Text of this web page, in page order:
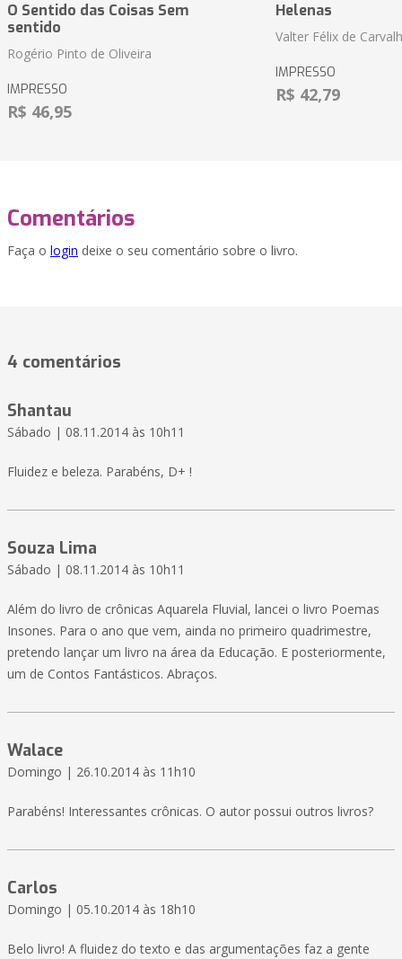
O Sentido das Coisas Sem
sentido
Rogério Pinto de Oliveira
IMPRESSO
R$ 46,95
Helenas
Valter Félix de
IMPRESSO
R$ 42,79
Comentários
Faça o login deixe o seu comentário sobre o livro.
4 comentários
Shantau
Sábado | 08.11.2014 às 10h11
Fluidez e beleza. Parabéns, D+ !
Souza Lima
Sábado | 08.11.2014 às 10h11
Além do livro de crônicas Aquarela Fluvial, lancei o livro Poemas
Insones. Para o ano que vem, ainda no primeiro quadrimestre,
pretendo lançar um livro na área da Educação. E posteriormente,
um de Contos Fantásticos. Abraços.
Walace
Domingo | 26.10.2014 às 11h10
Parabéns! Interessantes crônicas. O autor possui outros livros?
Carlos
Domingo | 05.10.2014 às 18h10
Belo livro! A fluidez do texto e das argumentações faz a gente